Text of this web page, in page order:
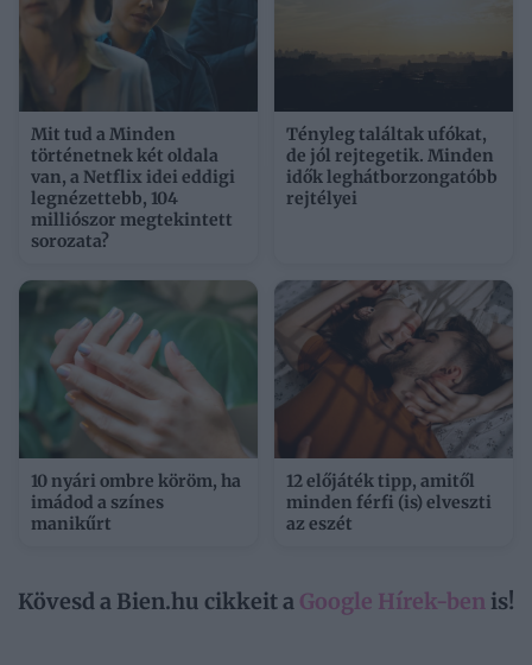
Mit tud a Minden
történetnek két oldala
van, a Netflix idei eddigi
legnézettebb, 104
milliószor megtekintett
sorozata?
Tényleg találtak ufókat,
de jól rejtegetik. Minden
idők leghátborzongatóbb
rejtélyei
10 nyári ombre köröm, ha
imádod a színes
manikűrt
12 előjáték tipp, amitől
minden férfi (is) elveszti
az eszét
Kövesd a Bien.hu cikkeit a Google Hírek-ben is!